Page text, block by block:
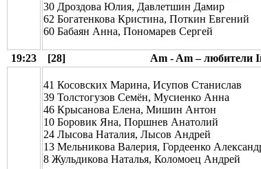
30 Дроздова Юлия, Давлетшин Дамир
62 Богатенкова Кристина, Поткин Евгений
60 Бабаян Анна, Пономарев Сергей
19:23 [28] Am - Am – любители
41 Косовских Марина, Исупов Станислав
39 Толстогузов Семён, Мусиенко Анна
46 Крысанова Елена, Мишин Антон
10 Боровик Яна, Поршнев Анатолий
24 Лысова Наталия, Лысов Андрей
13 Мельникова Валерия, Гордеенко
8 Жульдикова Наталья, Коломоец Андрей